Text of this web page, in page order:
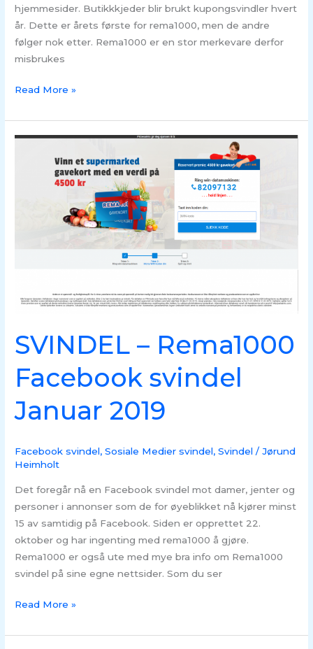
hjemmesider. Butikkkjeder blir brukt kupongsvindler hvert
år. Dette er årets første for rema1000, men de andre
følger nok etter. Rema1000 er en stor merkevare derfor
misbrukes
Read More »
SVINDEL – Rema1000
Facebook svindel
Januar 2019
Facebook svindel,Sosiale Medier svindel,Svindel /Jørund
Heimholt
Det foregår nå en Facebook svindel mot damer, jenter og
personer i annonser som de for øyeblikket nå kjører minst
15 av samtidig på Facebook. Siden er opprettet 22.
oktober og har ingenting med rema1000 å gjøre.
Rema1000 er også ute med mye bra info om Rema1000
svindel på sine egne nettsider. Som du ser
Rema1000
Read More »